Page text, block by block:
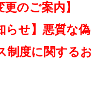
更のご案内】
らせ】悪質な
制度に関する